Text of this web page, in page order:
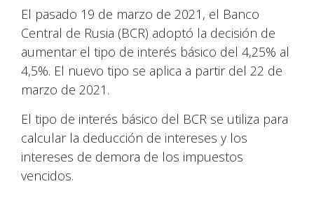
El pasado 19 de marzo de 2021, el Banco
Central de Rusia (BCR) adoptó la decisión de
aumentar el tipo de interés básico del 4,25% al
4,5%. El nuevo tipo se aplica a partir del 22 de
marzo de 2021.
El tipo de interés básico del BCR se utiliza para
calcular la deducción de intereses y los
intereses de demora de los impuestos
vencidos.